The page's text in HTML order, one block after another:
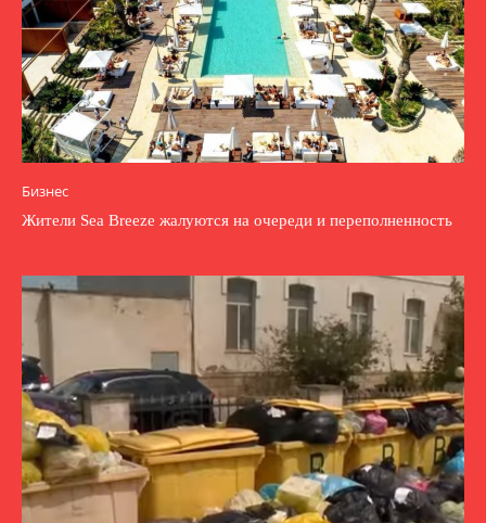
Бизнес
Жители Sea Breeze жалуются на очереди и переполненность